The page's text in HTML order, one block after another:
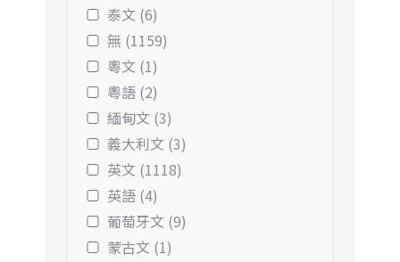
泰文 (6)
無 (1159)
粵文 (1)
粵語 (2)
緬甸文 (3)
義大利文 (3)
英文 (1118)
英語 (4)
葡萄牙文 (9)
蒙古文 (1)